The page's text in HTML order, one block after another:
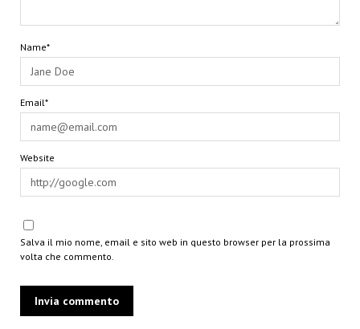
Name*
Email*
Website
Salva il mio nome, email e sito web in questo browser per la prossima
volta che commento.